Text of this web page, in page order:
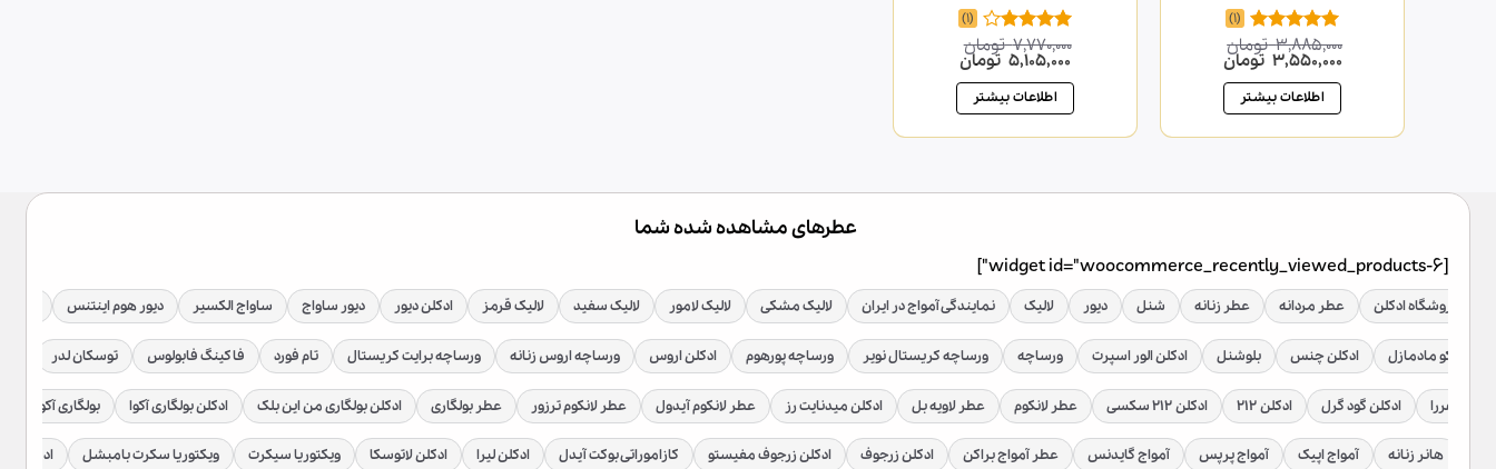
امتیاز5.00
از 5
(1)
3,885,000 تومان
قیمت
3,885,000 تومان
بود.
3,550,000 تومانقیمت
است. اطلاعات بیشتر
امتیاز
4.00از 5
(1)
7,770,000 تومان
قیمت
7,770,000 تومان
بود.
5,105,000 تومانقیمت
است. اطلاعات بیشتر
عطرهای مشاهده شده شما
[widget id="woocommerce_recently_viewed_products-6"]
فروشگاه ادکلن عطر مردانه عطر زنانه شنل دیور لالیک نمایندگی آمواج در ایران لالیک مشکی لالیک لامور لالیک سفید لالیک قرمز ادکلن دیور دیور ساواج ساواج الکسیر دیور هوم اینتنس
کوکو مادمازل ادکلن چنس بلوشنل ادکلن الور اسپرت ورساچه ورساچه کریستال نویر ورساچه پورهوم ادکلن اروس ورساچه اروس زنانه ورساچه برایت کریستال تام فورد فاکینگ فابولوس توسکان لدر
هررا ادکلن گود گرل ادکلن ۲۱۲ ادکلن ۲۱۲ سکسی عطر لانکوم عطر لاویه بل ادکلن میدنایت رز عطر لانکوم آیدول عطر لانکوم ترزور عطر بولگاری ادکلن بولگاری من این بلک ادکلن بولگاری آکوا بولگاری آکوا
هانر زنانه آمواج اپیک آمواج پرپس آمواج گایدنس عطر آمواج براکن ادکلن زرجوف ادکلن زرجوف مفیستو کازاموراتی بوکت آیدل ادکلن لیرا ادکلن لاتوسکا ویکتوریا سیکرت ویکتوریا سکرت بامبشل ادکلن زارا